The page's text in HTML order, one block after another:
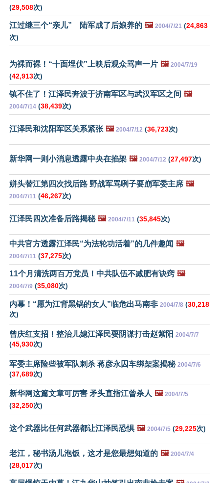
(29,508次)
江过继三个“亲儿” 陆军成了后娘养的 🖼️ 2004/7/21 (24,863
次)
为裸而裸！“十面埋伏”上映后观众骂声一片 🖼️ 2004/7/19
(42,913次)
镇不住了！江泽民奔波于济南军区与武汉军区之间 🖼️
2004/7/14 (38,439次)
江泽民和沈阳军区关系紧张 🖼️ 2004/7/12 (36,723次)
新华网一则小消息透露中央在掐架 🖼️ 2004/7/12 (27,497次)
姘头替江第四次找后路 野战军骂咧子要崩军委主席 🖼️
2004/7/11 (46,267次)
江泽民四次准备后路揭秘 🖼️ 2004/7/11 (35,845次)
中共官方透露江泽民“为法轮功活着”的几件趣闻 🖼️
2004/7/11 (37,275次)
11个月清洗两百万党员！中共队伍不减肥有诀窍 🖼️
2004/7/9 (35,080次)
内幕！“愿为江背黑锅的女人”临危出马南非 2004/7/8 (30,218
次)
曾庆红支招！整治儿媳江泽民耍阴谋打击赵紫阳 2004/7/7
(45,930次)
军委主席险些被军队刺杀 蒋彦永囚车绑架案揭秘 2004/7/6
(37,689次)
新华网这篇文章可厉害 矛头直指江曾杀人 🖼️ 2004/7/5
(32,250次)
这个武器比任何武器都让江泽民恐惧 🖼️ 2004/7/5 (29,225次)
老江，秘书汤儿泡饭，这才是您最想知道的 🖼️ 2004/7/4
(28,017次)